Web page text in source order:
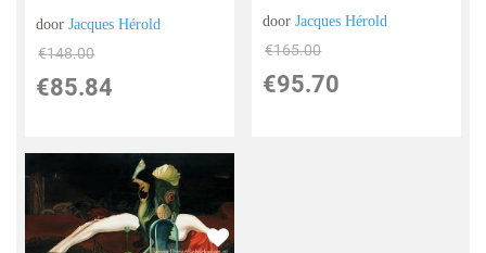
doorJacques Hérold
€148.00
€85.84
doorJacques Hérold
€165.00
€95.70